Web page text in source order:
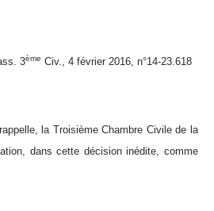
3ème Civ., 4 février 2016, n°14-23.618
la Troisième Chambre Civile de la
dans cette décision inédite, comme